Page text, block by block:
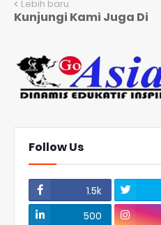
Lebih baru
Kunjungi Kami Juga Di
Follow Us
1.5k
500